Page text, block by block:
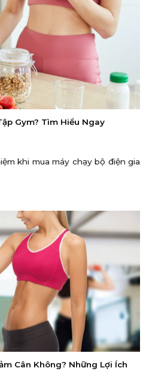
Gym? Tìm Hiểu Ngay
khi mua máy chạy bộ điện gia
Cân Không? Những Lợi Ích